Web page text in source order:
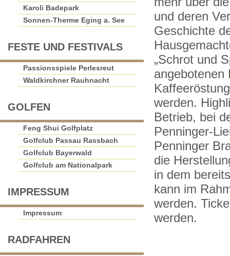
Karoli Badepark
Sonnen-Therme Eging a. See
FESTE UND FESTIVALS
Passionsspiele Perlesreut
Waldkirchner Rauhnacht
GOLFEN
Feng Shui Golfplatz
Golfclub Passau Rassbach
Golfclub Bayerwald
Golfclub am Nationalpark
IMPRESSUM
Impressum
RADFAHREN
und deren
Geschichte
„Schrot und
angebotenen
werden.
Betrieb, bei
Penninger-
Penninger
die
in dem
kann im
werden.
werden.